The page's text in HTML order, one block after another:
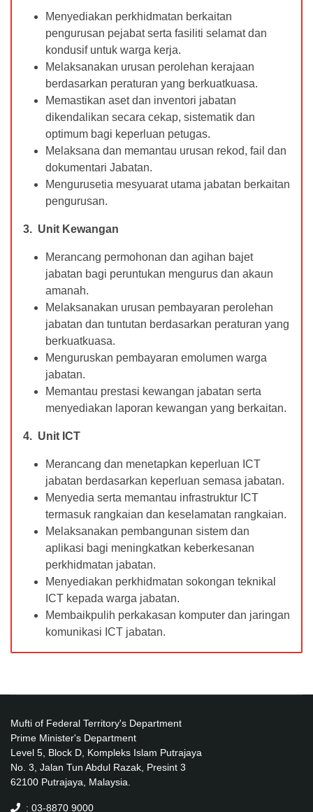
Menyediakan perkhidmatan berkaitan
pengurusan pejabat serta fasiliti selamat dan
kondusif untuk warga kerja.
Melaksanakan urusan perolehan kerajaan
berdasarkan peraturan yang berkuatkuasa.
Memastikan aset dan inventori jabatan
dikendalikan secara cekap, sistematik dan
optimum bagi keperluan petugas.
Melaksana dan memantau urusan rekod, fail dan
dokumentari Jabatan.
Mengurusetia mesyuarat utama jabatan berkaitan
pengurusan.
3. Unit Kewangan
Merancang permohonan dan agihan bajet
jabatan bagi peruntukan mengurus dan akaun
amanah.
Melaksanakan urusan pembayaran perolehan
jabatan dan tuntutan berdasarkan peraturan yang
berkuatkuasa.
Menguruskan pembayaran emolumen warga
jabatan.
Memantau prestasi kewangan jabatan serta
menyediakan laporan kewangan yang berkaitan.
4. Unit ICT
Merancang dan menetapkan keperluan ICT
jabatan berdasarkan keperluan semasa jabatan.
Menyedia serta memantau infrastruktur ICT
termasuk rangkaian dan keselamatan rangkaian.
Melaksanakan pembangunan sistem dan
aplikasi bagi meningkatkan keberkesanan
perkhidmatan jabatan.
Menyediakan perkhidmatan sokongan teknikal
ICT kepada warga jabatan.
Membaikpulih perkakasan komputer dan jaringan
komunikasi ICT jabatan.
Mufti of Federal Territory's Department
Prime Minister's Department
Level 5, Block D, Kompleks Islam Putrajaya
No. 3, Jalan Tun Abdul Razak, Presint 3
62100 Putrajaya, Malaysia.
: 03-8870 9000